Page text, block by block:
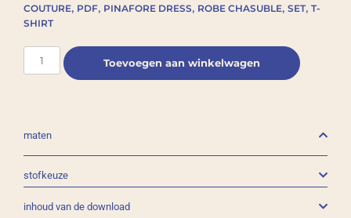
COUTURE, PDF, PINAFORE DRESS, ROBE CHASUBLE, SET, T-
SHIRT
Toevoegen aan winkelwagen
maten
stofkeuze
inhoud van de download